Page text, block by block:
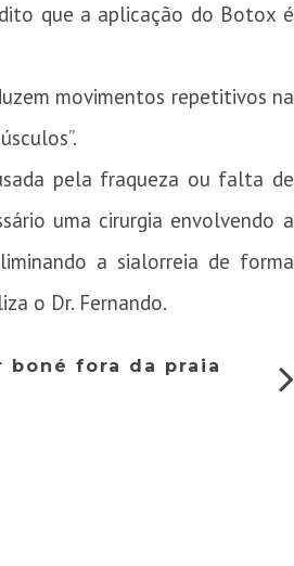
que a aplicação do Botox é
movimentos repetitivos na
pela fraqueza ou falta de
uma cirurgia envolvendo a
a sialorreia de forma
o Dr. Fernando.
boné fora da praia